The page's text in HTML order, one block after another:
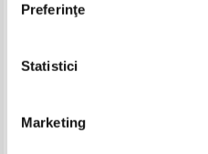
Preferinţe
Statistici
Marketing
La route Romaine en Italie